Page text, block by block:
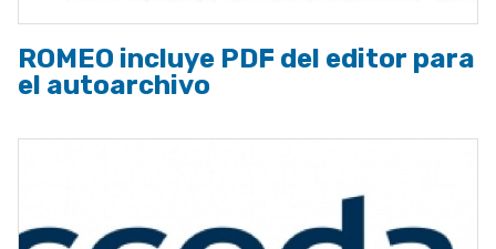
ROMEO incluye PDF del editor para
el autoarchivo